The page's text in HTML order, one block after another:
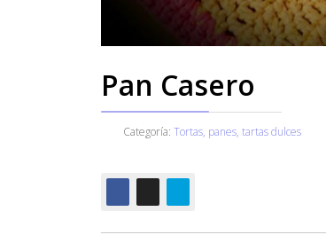
Pan Casero
Categoría: Tortas, panes, tartas dulces